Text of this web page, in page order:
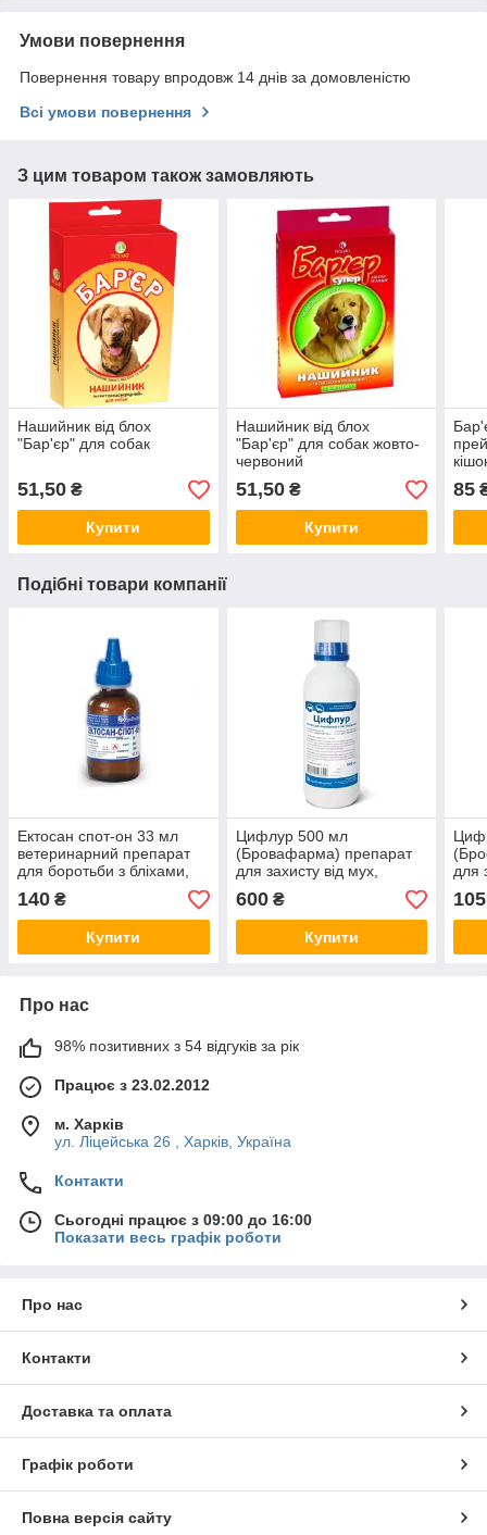
Умови повернення
Повернення товару впродовж 14 днів за домовленістю
Всі умови повернення
З цим товаром також замовляють
Нашийник від блох
"Бар'єр" для собак
51,50 ₴
Купити
Нашийник від блох
"Бар'єр" для собак жовто-
червоний
51,50₴
Купити
85
Подібні товари компанії
Ектосан спот-он 33 мл
ветеринарний препарат
для боротьби з бліхами,
коней і собак
140 ₴
Купити
Цифлур 500 мл
(Бровафарма) препарат
для захисту від мух,
кліщів ВРХ і собак
600₴
Купити
для
105
Про нас
98% позитивних з 54 відгуків за рік
Працює з 23.02.2012
м. Харків
ул. Ліцейська 26 , Харків, Україна
Контакти
Сьогодні працює з 09:00 до 16:00
Показати весь графік роботи
Про нас
Контакти
Доставка та оплата
Графік роботи
Повна версія сайту